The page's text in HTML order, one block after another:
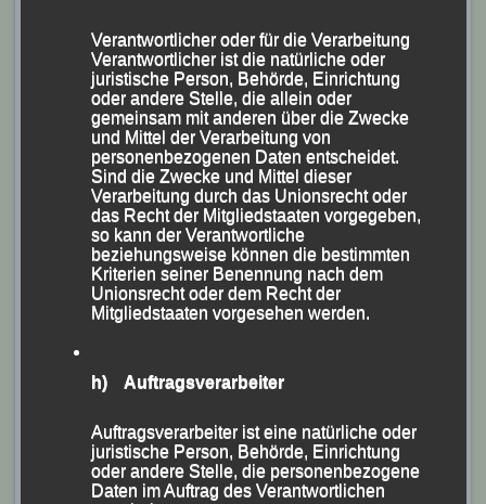
Ehrung für die teilnehmerstärksten Vereine durch den
LG-Vor-sitzenden und Stadtrat Siegfried Kapfer und
seine Stellvertreterin Centa Hollweck, die Vorsitzende
des Leichtathletik-Bezirks Niederbayern
Unter dem Beifall und der Anfeuerung der
Engagement und Herzblut um jede Hundertstel und
jeden Zentimeter, wobei auch heuer wieder Biathlon-
Staffeln zur Austragung kamen.
Verantwortlicher oder für die Verarbeitung
Verantwortlicher ist die natürliche oder
juristische Person, Behörde, Einrichtung
oder andere Stelle, die allein oder
gemeinsam mit anderen über die Zwecke
und Mittel der Verarbeitung von
personenbezogenen Daten entscheidet.
Sind die Zwecke und Mittel dieser
Verarbeitung durch das Unionsrecht oder
das Recht der Mitgliedstaaten vorgegeben,
so kann der Verantwortliche
beziehungsweise können die bestimmten
Kriterien seiner Benennung nach dem
Unionsrecht oder dem Recht der
Mitgliedstaaten vorgesehen werden.
h) Auftragsverarbeiter
Auftragsverarbeiter ist eine natürliche oder
juristische Person, Behörde, Einrichtung
oder andere Stelle, die personenbezogene
Daten im Auftrag des Verantwortlichen